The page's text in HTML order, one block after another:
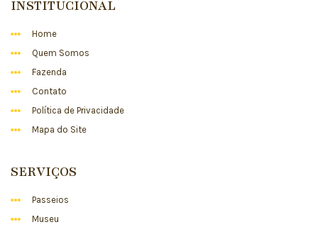
INSTITUCIONAL
Home
Quem Somos
Fazenda
Contato
Política de Privacidade
Mapa do Site
SERVIÇOS
Passeios
Museu